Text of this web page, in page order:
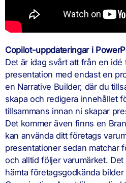
Copilot-uppdateringar i
Det är idag svårt att från en
presentation med endast en
en Narrative Builder, där du
skapa och redigera innehållet
tillsammans innan ni skapar
Det kommer även finns en
kan använda ditt företags
presentationer sedan matchar
och alltid följer varumärket.
hämta företagsgodkända